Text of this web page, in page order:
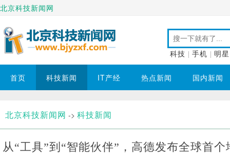
北京科技新闻网
科技 手机 明星
首页 科技新闻 IT产经 热点新闻 国内新闻
北京科技新闻网 -> 科技新闻
从“工具”到“智能伙伴”，高德发布全球首